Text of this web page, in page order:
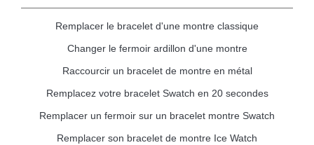
Remplacer le bracelet d'une montre classique
Changer le fermoir ardillon d'une montre
Raccourcir un bracelet de montre en métal
Remplacez votre bracelet Swatch en 20 secondes
Remplacer un fermoir sur un bracelet montre Swatch
Remplacer son bracelet de montre Ice Watch